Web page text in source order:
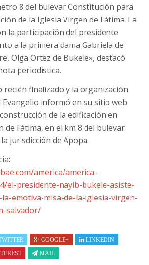
8 del bulevar Constitución para
de la Iglesia Virgen de Fátima. La
la participación del presidente
a la primera dama Gabriela de
Olga Ortez de Bukele», destacó
periodística.
recién finalizado y la organización
Evangelio informó en su sitio web
de la edificación en
de Fátima, en el km 8 del bulevar
jurisdicción de Apopa.
america/america-
el-presidente-nayib-bukele-asiste-
emotiva-misa-de-la-iglesia-virgen-
salvador/
GOOGLE+
LINKEDIN
MAIL